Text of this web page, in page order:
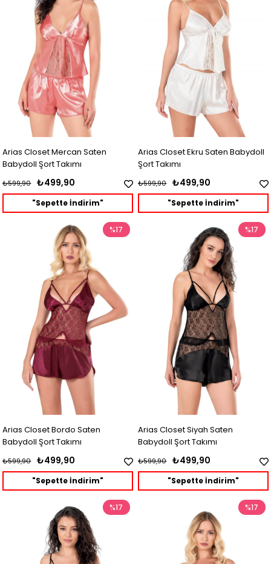
Arias Closet Mercan Saten
Babydoll Şort Takımı
₺499,90
₺599,90
"Sepette İndirim"
Arias Closet Ekru Saten Babydoll
Şort Takımı
₺499,90
₺599,90
"Sepette İndirim"
Arias Closet Bordo Saten
Babydoll Şort Takımı
₺499,90
₺599,90
%17
"Sepette İndirim"
Arias Closet Siyah Saten
Babydoll Şort Takımı
₺499,90
₺599,90
%17
"Sepette İndirim"
%17 %17